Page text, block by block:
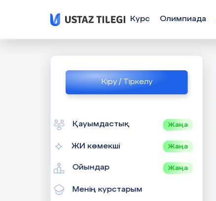
Кіру / Тіркелу
Қауымдастық Жаңа
ЖИ көмекші Жаңа
Ойындар Жаңа
Менің курстарым
Курс Олимпиада